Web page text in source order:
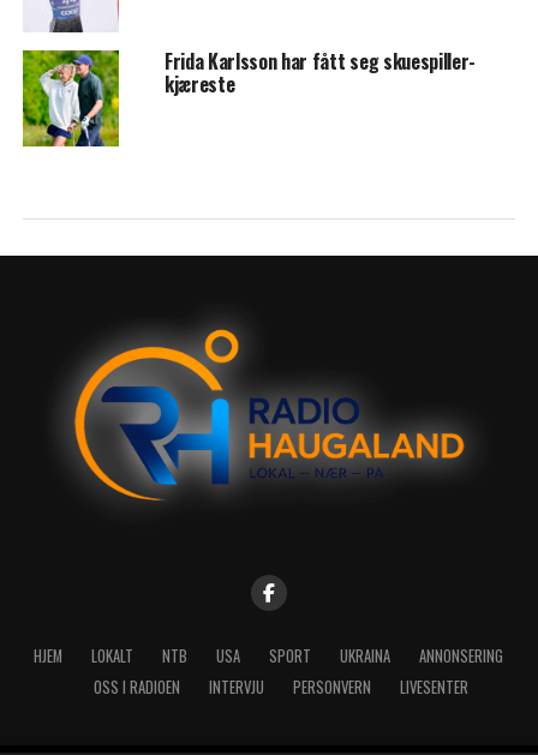
Frida Karlsson har fått seg skuespiller-
kjæreste
HJEM LOKALT NTB USA SPORT UKRAINA
ANNONSERING
OSS I RADIOEN
INTERVJU PERSONVERN LIVESENTER